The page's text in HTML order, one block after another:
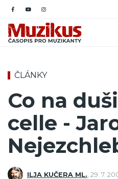
ČLÁNKY
Co na
celle -
ILJA KUČERA ML. 29. 7.